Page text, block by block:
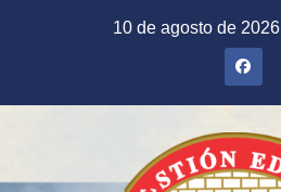
10 de agosto de 2026